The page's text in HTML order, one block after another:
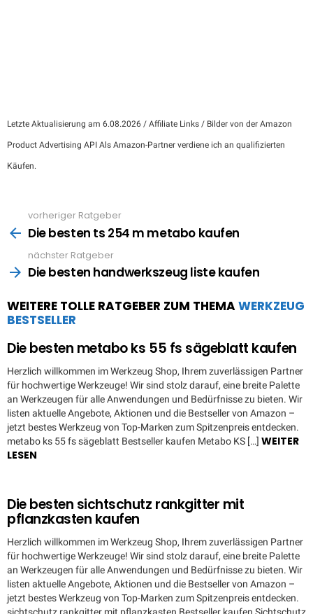
Letzte Aktualisierung am 6.08.2026 / Affiliate Links / Bilder von der Amazon
Product Advertising API Als Amazon-Partner verdiene ich an qualifizierten
Käufen.
more
vorheriger Ratgeber
Die besten ts 254 m metabo kaufen
nächster Ratgeber
Die besten handwerkszeug liste kaufen
WEITERE TOLLE RATGEBER ZUM THEMAWERKZEUG
BESTSELLER
Die besten metabo ks 55 fs sägeblatt kaufen
Herzlich willkommen im Werkzeug Shop, Ihrem zuverlässigen Partner
für hochwertige Werkzeuge! Wir sind stolz darauf, eine breite Palette
an Werkzeugen für alle Anwendungen und Bedürfnisse zu bieten. Wir
listen aktuelle Angebote, Aktionen und die Bestseller von Amazon –
jetzt bestes Werkzeug von Top-Marken zum Spitzenpreis entdecken.
metabo ks 55 fs sägeblatt Bestseller kaufen Metabo KS […] WEITER
LESEN
Die besten sichtschutz rankgitter mit
pflanzkasten kaufen
Herzlich willkommen im Werkzeug Shop, Ihrem zuverlässigen Partner
für hochwertige Werkzeuge! Wir sind stolz darauf, eine breite Palette
an Werkzeugen für alle Anwendungen und Bedürfnisse zu bieten. Wir
listen aktuelle Angebote, Aktionen und die Bestseller von Amazon –
jetzt bestes Werkzeug von Top-Marken zum Spitzenpreis entdecken.